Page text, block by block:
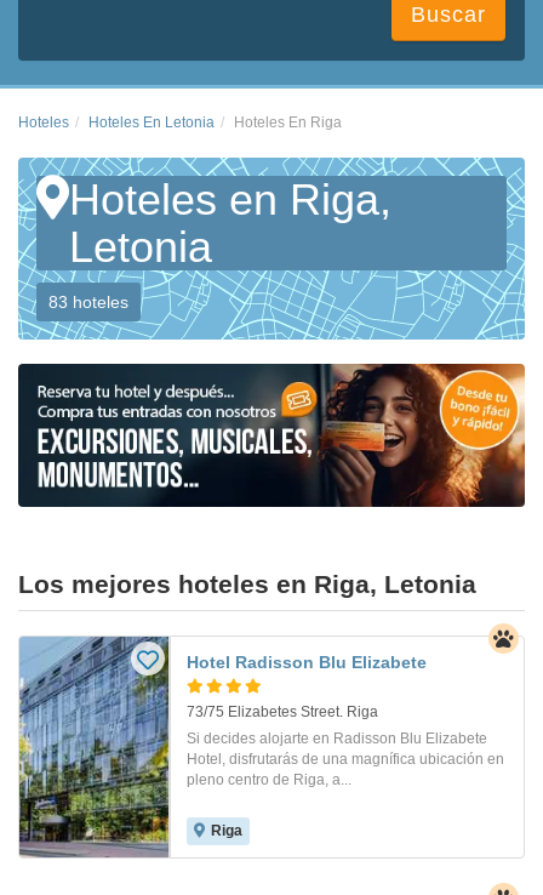
Buscar
Hoteles Hoteles En Letonia Hoteles En Riga
Hoteles en Riga,
Letonia
83 hoteles
Los mejores hoteles en Riga, Letonia
Hotel Radisson Blu Elizabete
73/75 Elizabetes Street. Riga
Si decides alojarte en Radisson Blu Elizabete
Hotel, disfrutarás de una magnífica ubicación en
pleno centro de Riga, a...
Riga